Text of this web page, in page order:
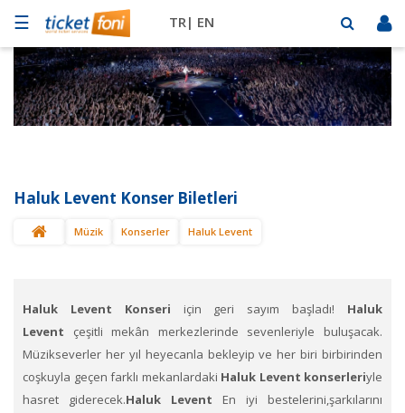
☰ TR| EN
Futbol
Basketbol
Mekanlar
Diğer
SAT
Haluk Levent Konser Biletleri
Müzik Konserler Haluk Levent
Haluk Levent Konser​i için geri sayım başladı! Haluk
Levent çeşitli mekân merkezlerinde sevenleriyle buluşacak.
Müzikseverler her yıl heyecanla bekleyip ve her biri birbirinden
coşkuyla geçen farklı mekanlardaki Haluk Levent konserleriyle
hasret giderecek.Haluk Levent En iyi bestelerini,şarkılarını